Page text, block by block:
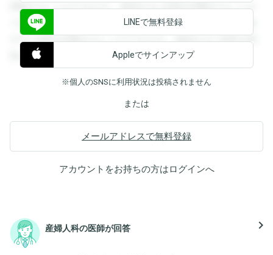
閲覧することができます。登録すると回答を閲覧することが
できます。登録すると回答を閲覧することができます。登録
すると回答を閲覧することができます。登録すると回答を閲
覧することができます。
LINEで無料登録
Appleでサインアップ
※個人のSNSに利用状況は投稿されません
または
メールアドレスで無料登録
アカウントをお持ちの方はログインへ
産婦人科の医師が回答 navigate_next